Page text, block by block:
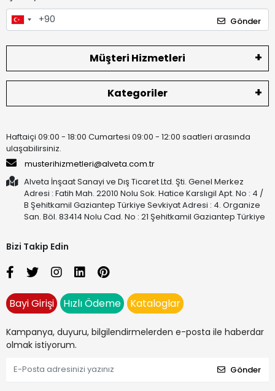
Gönder
Müşteri Hizmetleri
Kategoriler
Haftaiçi 09:00 - 18:00 Cumartesi 09:00 - 12:00 saatleri arasında
ulaşabilirsiniz.
musterihizmetleri@alveta.com.tr
Alveta İnşaat Sanayi ve Dış Ticaret Ltd. Şti. Genel Merkez
Adresi : Fatih Mah. 22010 Nolu Sok. Hatice Karslıgil Apt. No : 4 /
B Şehitkamil Gaziantep Türkiye Sevkiyat Adresi : 4. Organize
San. Böl. 83414 Nolu Cad. No : 21 Şehitkamil Gaziantep Türkiye
Bizi Takip Edin
Bayi Girişi Hızlı Ödeme Kataloglar
Kampanya, duyuru, bilgilendirmelerden e-posta ile haberdar
olmak istiyorum.
Gönder